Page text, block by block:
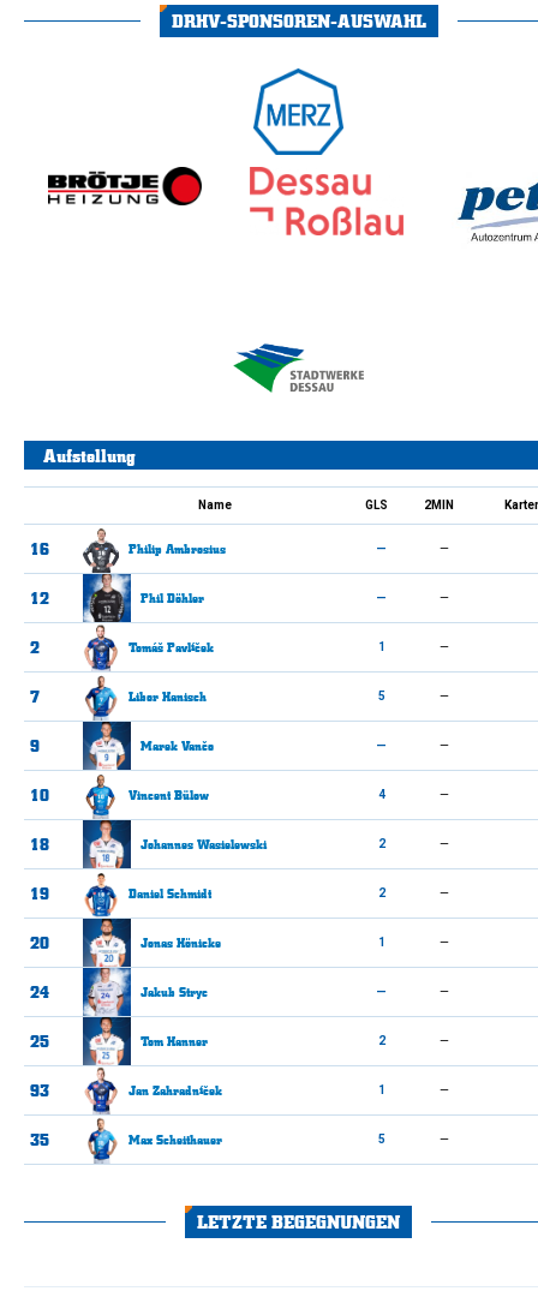
DRHV-SPONSOREN-AUSWAHL
Aufstellung
Name GLS 2MIN
16 Philip Ambrosius — —
12 Phil Döhler — —
2 Tomáš Pavlíček 1 —
7 Libor Hanisch 5 —
9 Marek Vančo — —
10 Vincent Bülow 4 —
18 Johannes Wasielewski 2 —
19 Daniel Schmidt 2 —
20 Jonas Hönicke 1 —
24 Jakub Stryc — —
25 Tom Hanner 2 —
93 Jan Zahradníček 1 —
35 Max Scheithauer 5 —
LETZTE BEGEGNUNGEN